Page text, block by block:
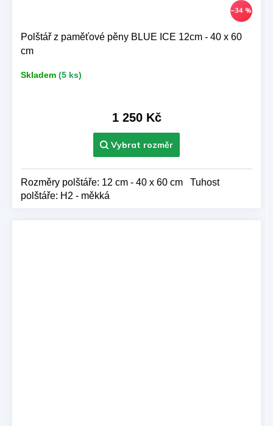
–34 %
Polštář z paměťové pěny BLUE ICE 12cm - 40 x 60
cm
Skladem (5 ks)
1 250 Kč
Rozměry polštáře: 12 cm - 40 x 60 cm Tuhost
polštáře: H2 - měkká